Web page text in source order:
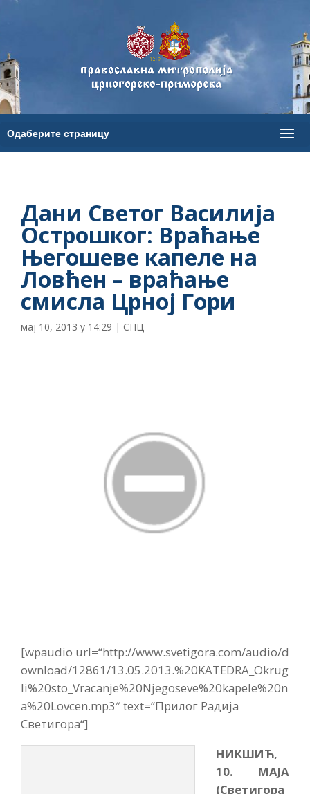
Дани Светог Василија
Острошког: Враћање
Његошеве капеле на
Ловћен – враћање
смисла Црној Гори
мај 10, 2013 у 14:29 | СПЦ
[wpaudio url=“http://www.svetigora.com/audio/d
ownload/12861/13.05.2013.%20KATEDRA_Okrug
li%20sto_Vracanje%20Njegoseve%20kapele%20n
a%20Lovcen.mp3″ text=“Прилог Радија
Светигора“]
НИКШИЋ,
10. МАЈА
(Светигора